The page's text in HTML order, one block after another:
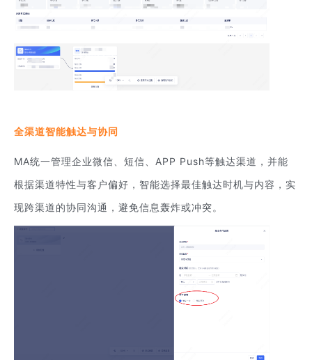
全渠道智能触达与协同
MA统一管理企业微信、短信、APP Push等触达渠道，并能
根据渠道特性与客户偏好，智能选择最佳触达时机与内容，实
现跨渠道的协同沟通，避免信息轰炸或冲突。